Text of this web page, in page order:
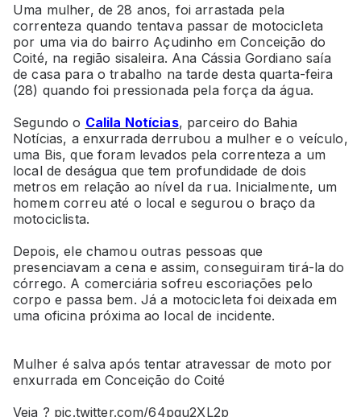
Uma mulher, de 28 anos, foi arrastada pela
correnteza quando tentava passar de motocicleta
por uma via do bairro Açudinho em Conceição do
Coité, na região sisaleira. Ana Cássia Gordiano saía
de casa para o trabalho na tarde desta quarta-feira
(28) quando foi pressionada pela força da água.
Segundo o Calila Notícias, parceiro do Bahia
Notícias, a enxurrada derrubou a mulher e o veículo,
uma Bis, que foram levados pela correnteza a um
local de deságua que tem profundidade de dois
metros em relação ao nível da rua. Inicialmente, um
homem correu até o local e segurou o braço da
motociclista.
Depois, ele chamou outras pessoas que
presenciavam a cena e assim, conseguiram tirá-la do
córrego. A comerciária sofreu escoriações pelo
corpo e passa bem. Já a motocicleta foi deixada em
uma oficina próxima ao local de incidente.
Mulher é salva após tentar atravessar de moto por
enxurrada em Conceição do Coité
Veja ? pic.twitter.com/64pqu2XL2p